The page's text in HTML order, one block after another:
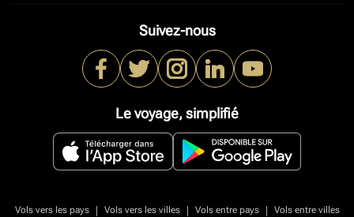
Suivez-nous
Le voyage, simplifié
Vols vers les pays | Vols vers les villes | Vols entre pays |
Vols entre villes